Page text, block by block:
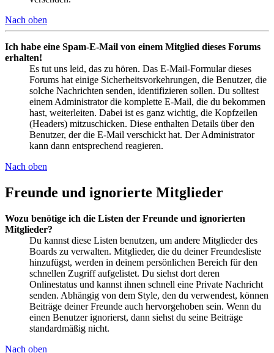
Nach oben
Ich habe eine Spam-E-Mail von einem Mitglied dieses Forums
erhalten!
Es tut uns leid, das zu hören. Das E-Mail-Formular dieses
Forums hat einige Sicherheitsvorkehrungen, die Benutzer, die
solche Nachrichten senden, identifizieren sollen. Du solltest
einem Administrator die komplette E-Mail, die du bekommen
hast, weiterleiten. Dabei ist es ganz wichtig, die Kopfzeilen
(Headers) mitzuschicken. Diese enthalten Details über den
Benutzer, der die E-Mail verschickt hat. Der Administrator
kann dann entsprechend reagieren.
Nach oben
Freunde und ignorierte Mitglieder
Wozu benötige ich die Listen der Freunde und ignorierten
Mitglieder?
Du kannst diese Listen benutzen, um andere Mitglieder des
Boards zu verwalten. Mitglieder, die du deiner Freundesliste
hinzufügst, werden in deinem persönlichen Bereich für den
schnellen Zugriff aufgelistet. Du siehst dort deren
Onlinestatus und kannst ihnen schnell eine Private Nachricht
senden. Abhängig von dem Style, den du verwendest, können
Beiträge deiner Freunde auch hervorgehoben sein. Wenn du
einen Benutzer ignorierst, dann siehst du seine Beiträge
standardmäßig nicht.
Nach oben